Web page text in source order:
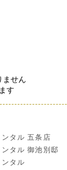
ません
す
タル 五条店
タル 御池別邸
タル